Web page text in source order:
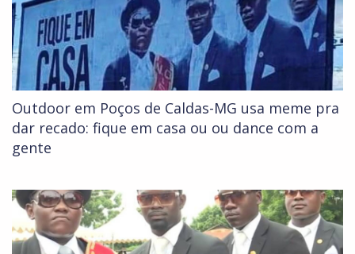
Outdoor em Poços de Caldas-MG usa meme pra
dar recado: fique em casa ou ou dance com a
gente